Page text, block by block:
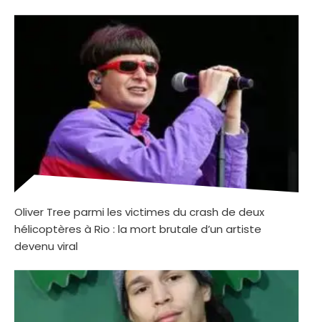
Oliver Tree parmi les victimes du crash de deux
hélicoptères à Rio : la mort brutale d’un artiste
devenu viral